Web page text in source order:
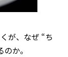
が、なぜ “ち
か。